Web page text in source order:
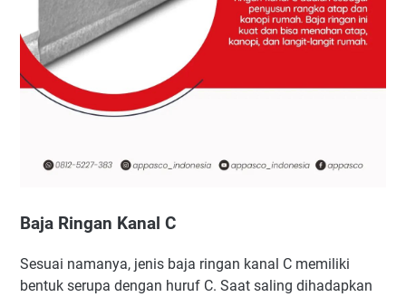
Baja Ringan Kanal C
Sesuai namanya, jenis baja ringan kanal C memiliki
bentuk serupa dengan huruf C. Saat saling dihadapkan